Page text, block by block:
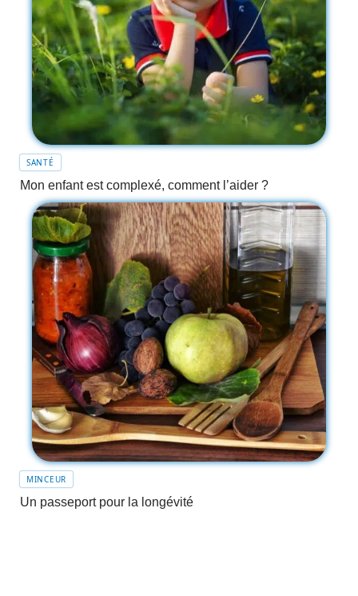
SANTÉ
Mon enfant est complexé, comment l’aider ?
MINCEUR
Un passeport pour la longévité